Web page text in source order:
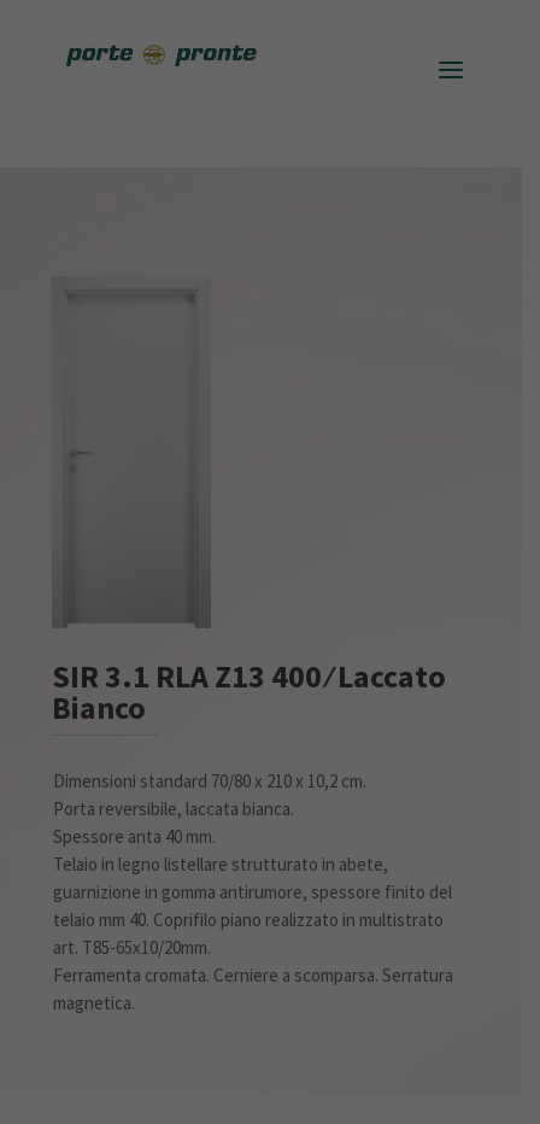
SIR 3.1 RLA Z13 400 ⁄ Laccato
Bianco
Dimensioni standard 70/80 x 210 x 10,2 cm.
Porta reversibile, laccata bianca.
Spessore anta 40 mm.
Telaio in legno listellare strutturato in abete,
guarnizione in gomma antirumore, spessore finito del
telaio mm 40. Coprifilo piano realizzato in multistrato
art. T85-65x10/20mm.
Ferramenta cromata. Cerniere a scomparsa. Serratura
magnetica.